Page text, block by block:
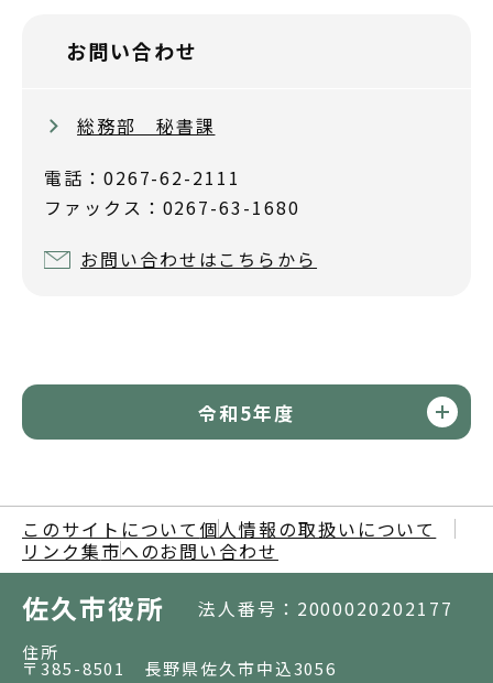
お問い合わせ
総務部 秘書課
電話：0267-62-2111
ファックス：0267-63-1680
お問い合わせはこちらから
令和5年度
このサイトについて 個人情報の取扱いについて
リンク集市へのお問い合わせ
佐久市役所 法人番号：2000020202177
住所
〒385-8501 長野県佐久市中込3056